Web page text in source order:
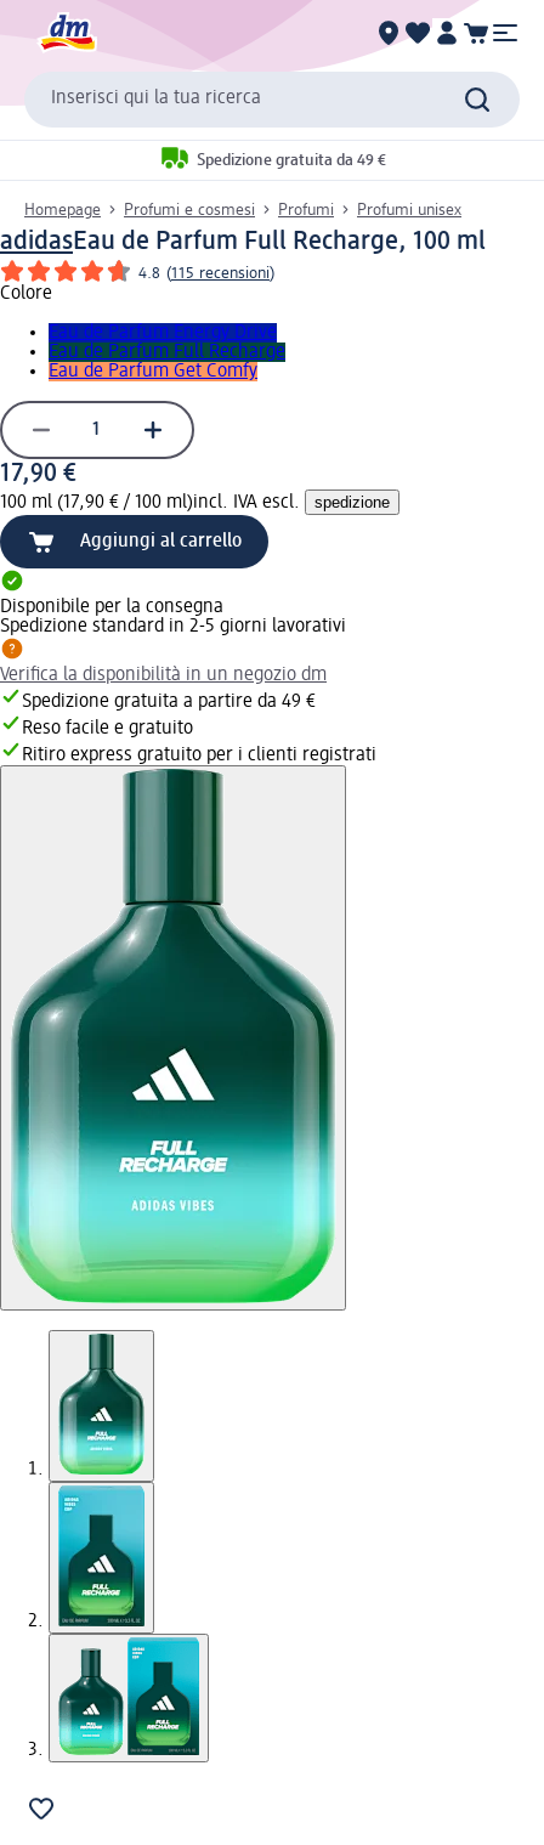
Inserisci qui la tua ricerca
Spedizione gratuita da 49 €
Homepage Profumi e cosmesi Profumi Profumi unisex
adidasEau de Parfum Full Recharge, 100 ml
4.8 (115 recensioni)
Colore
Eau de Parfum Energy Drive
Eau de Parfum Full Recharge
Eau de Parfum Get Comfy
17,90 €
100 ml (17,90 € / 100 ml)incl. IVA escl. spedizione
Aggiungi al carrello
Disponibile per la consegna
Spedizione standard in 2-5 giorni lavorativi
Verifica la disponibilità in un negozio dm
Spedizione gratuita a partire da 49 €
Reso facile e gratuito
Ritiro express gratuito per i clienti registrati